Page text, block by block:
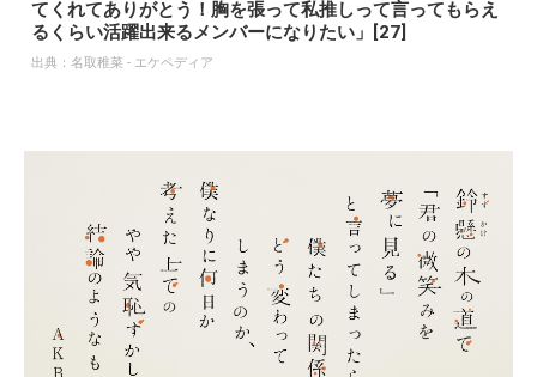
てくれてありがとう！胸を張って私推しって言ってもらえ
るくらい活躍出来るメンバーになりたい」[27]
出典： 名取稚菜 - エケペディア